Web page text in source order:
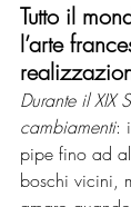
Tutto il
l’arte
Durante il XIX
cambiamenti:
pipe fino ad
boschi vicini,